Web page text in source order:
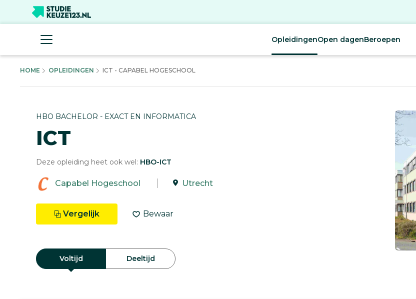
OpleidingenOpen dagenBeroepen
HOME OPLEIDINGEN ICT - CAPABEL HOGESCHOOL
HBO BACHELOR - EXACT EN INFORMATICA
ICT
Deze opleiding heet ook wel: HBO-ICT
Capabel Hogeschool Utrecht
Vergelijk Bewaar
Voltijd Deeltijd